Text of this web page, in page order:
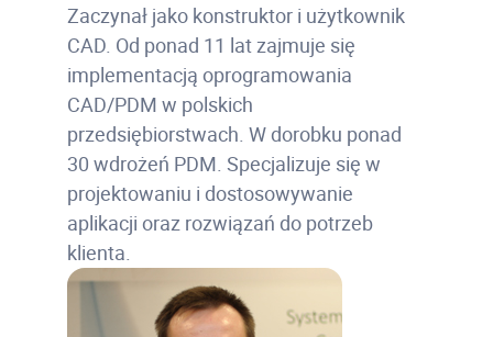
Zaczynał jako konstruktor i użytkownik
CAD. Od ponad 11 lat zajmuje się
implementacją oprogramowania
CAD/PDM w polskich
przedsiębiorstwach. W dorobku ponad
30 wdrożeń PDM. Specjalizuje się w
projektowaniu i dostosowywanie
aplikacji oraz rozwiązań do potrzeb
klienta.